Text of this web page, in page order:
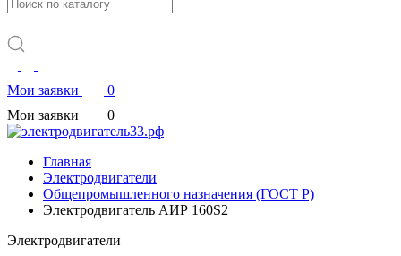
Мои заявки
0
Мои заявки
0
Главная
Электродвигатели
Общепромышленного назначения (ГОСТ Р)
Электродвигатель АИР 160S2
Электродвигатели